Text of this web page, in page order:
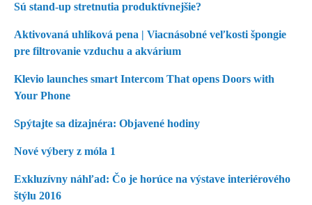
Sú stand-up stretnutia produktívnejšie?
Aktivovaná uhlíková pena | Viacnásobné veľkosti špongie
pre filtrovanie vzduchu a akvárium
Klevio launches smart Intercom That opens Doors with
Your Phone
Spýtajte sa dizajnéra: Objavené hodiny
Nové výbery z móla 1
Exkluzívny náhľad: Čo je horúce na výstave interiérového
štýlu 2016